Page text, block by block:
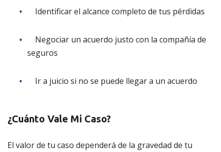
Identificar el alcance completo de tus pérdidas
Negociar un acuerdo justo con la compañía de
seguros
Ir a juicio si no se puede llegar a un acuerdo
¿Cuánto Vale Mi Caso?
El valor de tu caso dependerá de la gravedad de tu